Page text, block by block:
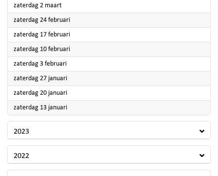
zaterdag 2 maart2024
zaterdag 24 februari2024
zaterdag 17 februari2024
zaterdag 10 februari2024
zaterdag 3 februari2024
zaterdag 27 januari2024
zaterdag 20 januari2024
zaterdag 13 januari2024
2023
2022